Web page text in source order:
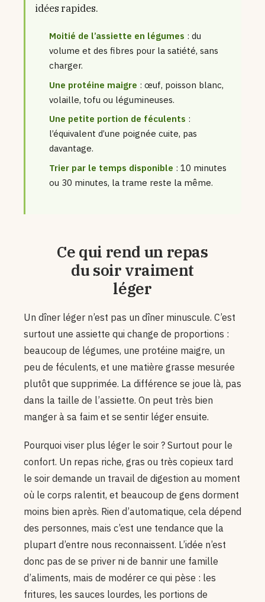
idées rapides.
Moitié de l’assiette en légumes : du
volume et des fibres pour la satiété, sans
charger.
Une protéine maigre : œuf, poisson blanc,
volaille, tofu ou légumineuses.
Une petite portion de féculents :
l’équivalent d’une poignée cuite, pas
davantage.
Trier par le temps disponible : 10 minutes
ou 30 minutes, la trame reste la même.
Ce qui rend un repas
du soir vraiment
léger
Un dîner léger n’est pas un dîner minuscule. C’est
surtout une assiette qui change de proportions :
beaucoup de légumes, une protéine maigre, un
peu de féculents, et une matière grasse mesurée
plutôt que supprimée. La différence se joue là, pas
dans la taille de l’assiette. On peut très bien
manger à sa faim et se sentir léger ensuite.
Pourquoi viser plus léger le soir ? Surtout pour le
confort. Un repas riche, gras ou très copieux tard
le soir demande un travail de digestion au moment
où le corps ralentit, et beaucoup de gens dorment
moins bien après. Rien d’automatique, cela dépend
des personnes, mais c’est une tendance que la
plupart d’entre nous reconnaissent. L’idée n’est
donc pas de se priver ni de bannir une famille
d’aliments, mais de modérer ce qui pèse : les
fritures, les sauces lourdes, les portions de